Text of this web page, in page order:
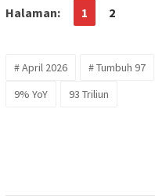
Halaman: 1 2
# April 2026 # Tumbuh 97
9% YoY
93 Triliun